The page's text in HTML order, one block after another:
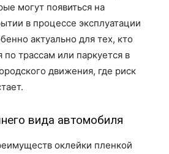
могут появиться на
в процессе эксплуатации
актуально для тех, кто
по трассам или паркуется в
движения, где риск
вида автомобиля
оклейки пленкой